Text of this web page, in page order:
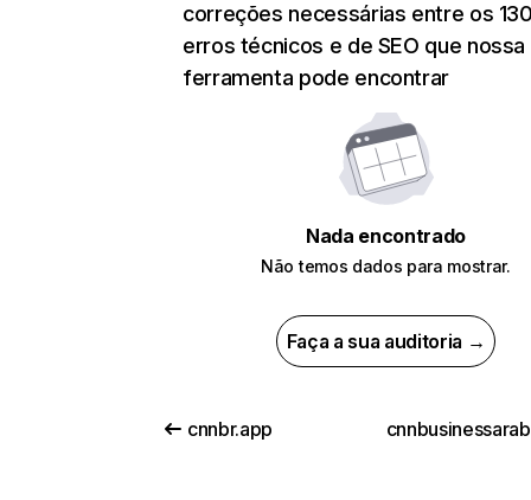
correções necessárias entre os
erros técnicos e de SEO que nossa
ferramenta pode encontrar
Nada encontrado
Não temos dados para mostrar.
Faça a sua auditoria →
cnnbr.app